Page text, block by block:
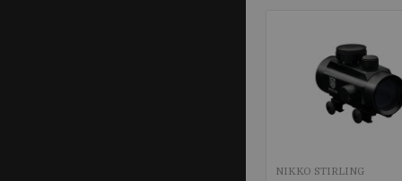
NIKKO STIRLING